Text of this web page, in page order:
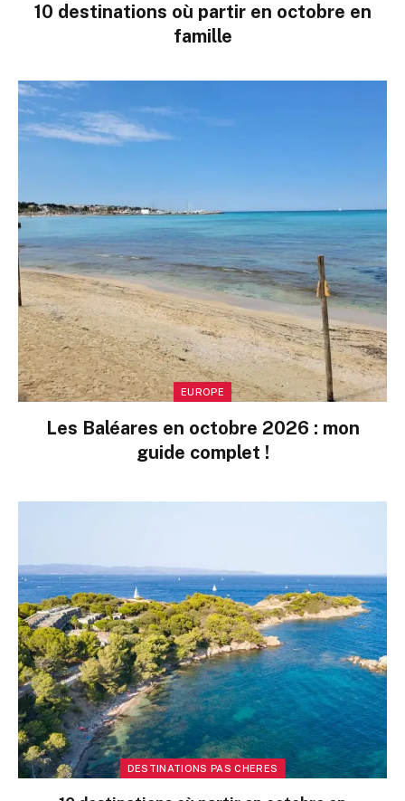
10 destinations où partir en octobre en
famille
EUROPE
Les Baléares en octobre 2026 : mon
guide complet !
DESTINATIONS PAS CHERES